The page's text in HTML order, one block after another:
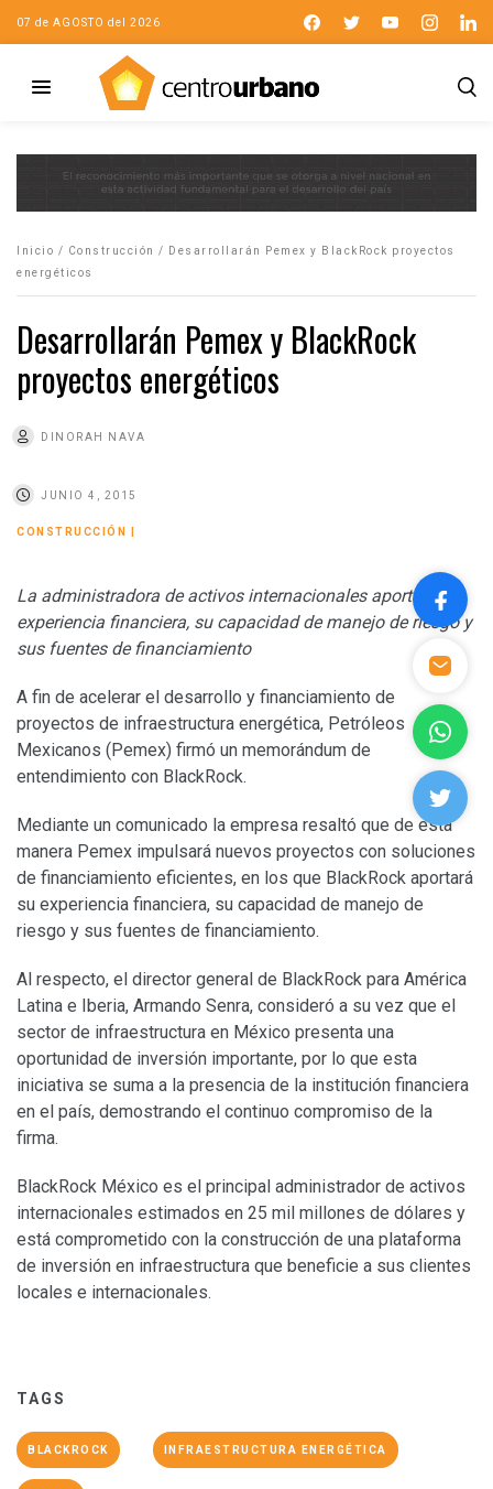
07 de AGOSTO del 2026
Inicio / Construcción /
Desarrollarán Pemex y BlackRock proyectos
energéticos
Desarrollarán Pemex y BlackRock
proyectos energéticos
DINORAH NAVA
JUNIO 4, 2015
CONSTRUCCIÓN
La administradora de activos internacionales aportará su
experiencia financiera, su capacidad de manejo de riesgo y
sus fuentes de financiamiento
A fin de acelerar el desarrollo y financiamiento de
proyectos de infraestructura energética, Petróleos
Mexicanos (Pemex) firmó un memorándum de
entendimiento con BlackRock.
Mediante un comunicado la empresa resaltó que de esta
manera Pemex impulsará nuevos proyectos con soluciones
de financiamiento eficientes, en los que BlackRock aportará
su experiencia financiera, su capacidad de manejo de
riesgo y sus fuentes de financiamiento.
Al respecto, el director general de BlackRock para América
Latina e Iberia, Armando Senra, consideró a su vez que el
sector de infraestructura en México presenta una
oportunidad de inversión importante, por lo que esta
iniciativa se suma a la presencia de la institución financiera
en el país, demostrando el continuo compromiso de la
firma.
BlackRock México es el principal administrador de activos
internacionales estimados en 25 mil millones de dólares y
está comprometido con la construcción de una plataforma
de inversión en infraestructura que beneficie a sus clientes
locales e internacionales.
TAGS
BLACKROCK INFRAESTRUCTURA ENERGÉTICA